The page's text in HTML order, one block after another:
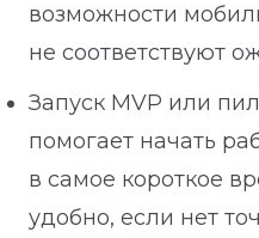
возможности
не соответствуют
Запуск MVP или
помогает начать
в самое короткое
удобно, если нет